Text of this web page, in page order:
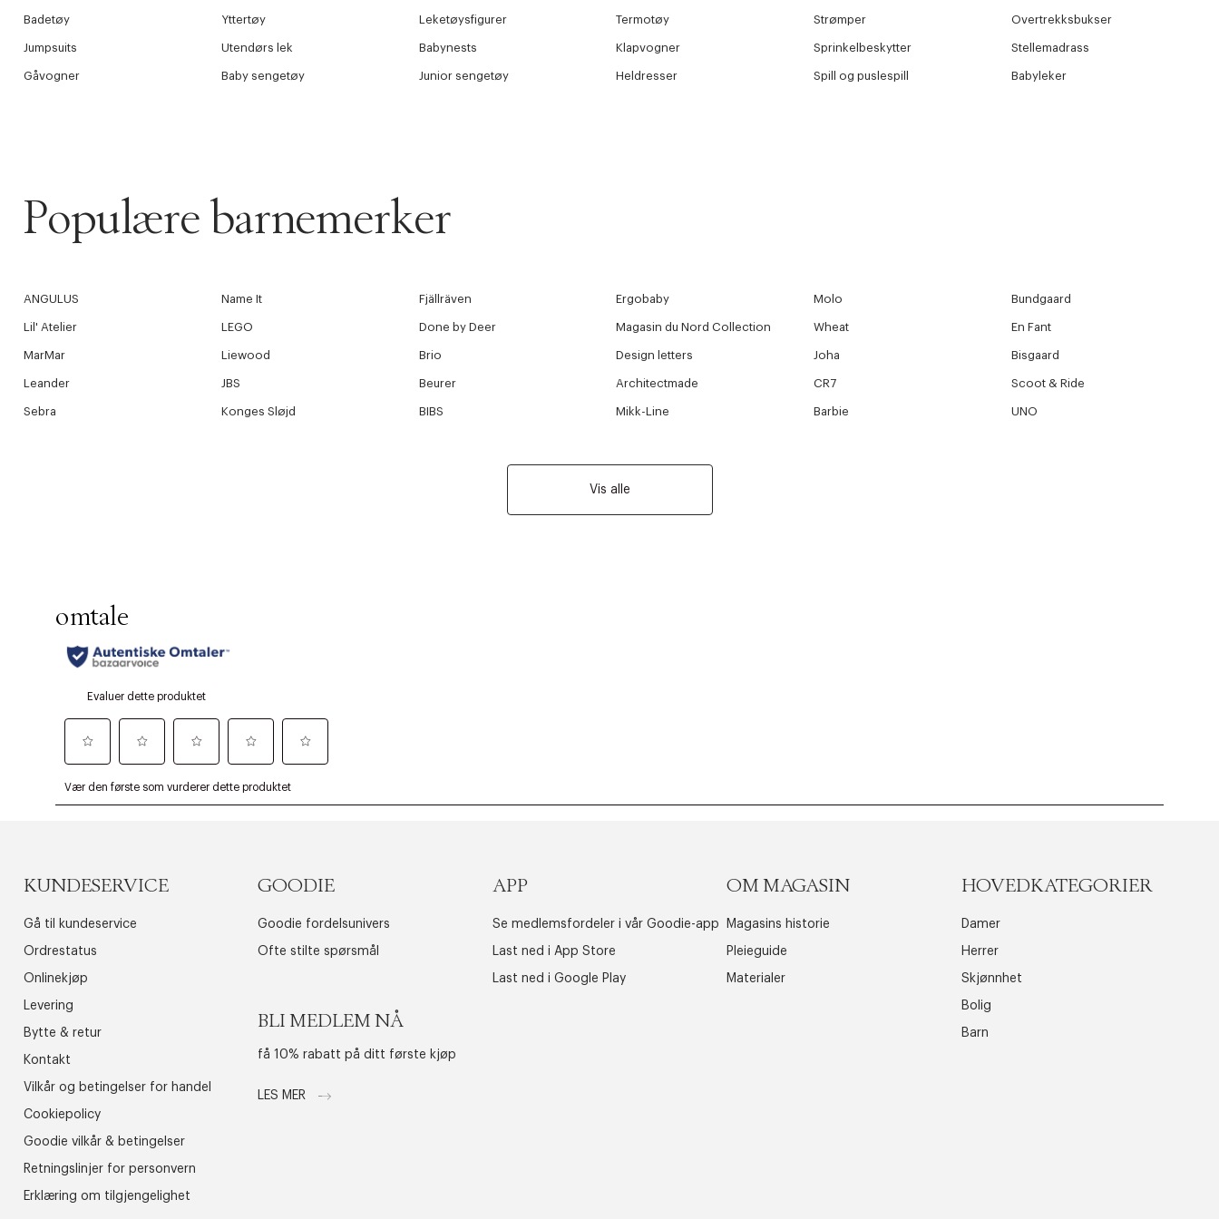
Badetøy Yttertøy Leketøysfigurer Termotøy Strømper Overtrekksbukser
Jumpsuits Utendørs lek Babynests Klapvogner Sprinkelbeskytter Stellemadrass
Gåvogner Baby sengetøy Junior sengetøy Heldresser Spill og puslespill Babyleker
Populære barnemerker
ANGULUS Name It Fjällräven Ergobaby Molo Bundgaard
Lil' Atelier LEGO Done by Deer Magasin du Nord Collection Wheat En Fant
MarMar Liewood Brio Design letters Joha Bisgaard
Leander JBS Beurer Architectmade CR7 Scoot & Ride
Sebra Konges Sløjd BIBS Mikk-Line Barbie UNO
Vis alle
KUNDESERVICE
Gå til kundeservice
Ordrestatus
Onlinekjøp
Levering
Bytte & retur
Kontakt
Vilkår og betingelser for handel
Cookiepolicy
Goodie vilkår & betingelser
Retningslinjer for personvern
Erklæring om tilgjengelighet
GOODIE
Goodie fordelsunivers
Ofte stilte spørsmål
BLI MEDLEM NÅ
få 10% rabatt på ditt første kjøp
LES MER
APP
Se medlemsfordeler i vår Goodie-app
Last ned i App Store
Last ned i Google Play
OM MAGASIN
Magasins historie
Pleieguide
Materialer
HOVEDKATEGORIER
Damer
Herrer
Skjønnhet
Bolig
Barn